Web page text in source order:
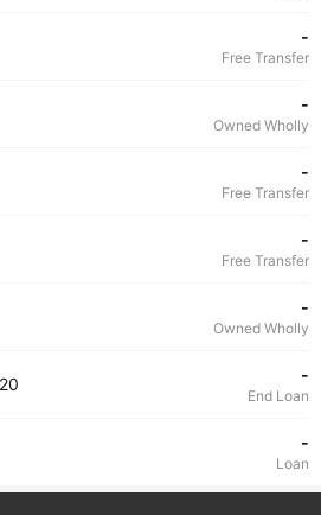
-
Free Transfer
-
Owned Wholly
-
Free Transfer
-
Free Transfer
-
Owned Wholly
-
End Loan
-
Loan